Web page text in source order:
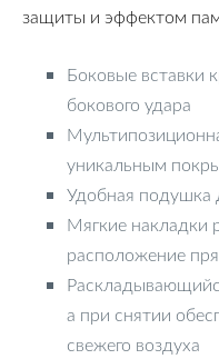
защиты и эффектом
Боковые вставки
бокового удара
уникальным
Удобная подушка
Мягкие накладки
расположение
а при снятии
свежего воздуха